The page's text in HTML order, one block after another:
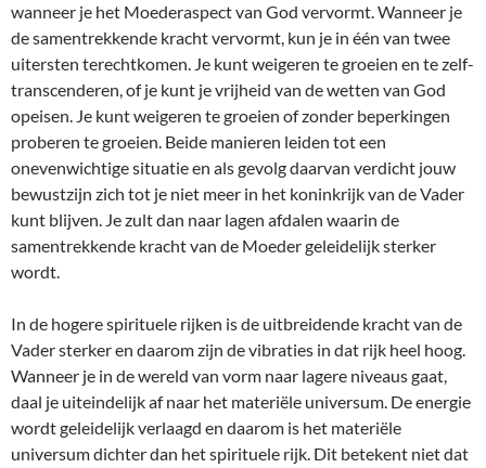
wanneer je het Moederaspect van God vervormt. Wanneer je
de samentrekkende kracht vervormt, kun je in één van twee
uitersten terechtkomen. Je kunt weigeren te groeien en te zelf-
transcenderen, of je kunt je vrijheid van de wetten van God
opeisen. Je kunt weigeren te groeien of zonder beperkingen
proberen te groeien. Beide manieren leiden tot een
onevenwichtige situatie en als gevolg daarvan verdicht jouw
bewustzijn zich tot je niet meer in het koninkrijk van de Vader
kunt blijven. Je zult dan naar lagen afdalen waarin de
samentrekkende kracht van de Moeder geleidelijk sterker
wordt.
In de hogere spirituele rijken is de uitbreidende kracht van de
Vader sterker en daarom zijn de vibraties in dat rijk heel hoog.
Wanneer je in de wereld van vorm naar lagere niveaus gaat,
daal je uiteindelijk af naar het materiële universum. De energie
wordt geleidelijk verlaagd en daarom is het materiële
universum dichter dan het spirituele rijk. Dit betekent niet dat